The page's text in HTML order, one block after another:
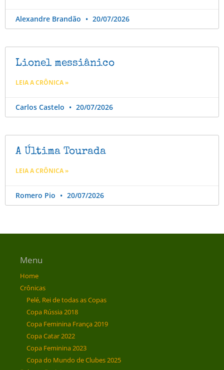
Alexandre Brandão 20/07/2026
Lionel messiânico
LEIA A CRÔNICA »
Carlos Castelo 20/07/2026
A Última Tourada
LEIA A CRÔNICA »
Romero Pio 20/07/2026
Menu
Home
Crônicas
Pelé, Rei de todas as Copas
Copa Rússia 2018
Copa Feminina França 2019
Copa Catar 2022
Copa Feminina 2023
Copa do Mundo de Clubes 2025